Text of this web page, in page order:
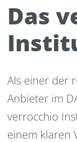
Das
Als einer der
Anbieter im
verrocchio
einem klaren